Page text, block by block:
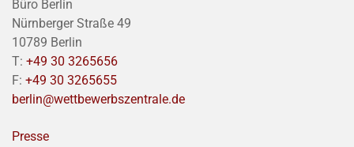
Büro Berlin
Nürnberger Straße 49
10789 Berlin
T: +49 30 3265656
F: +49 30 3265655
berlin@wettbewerbszentrale.de
Presse